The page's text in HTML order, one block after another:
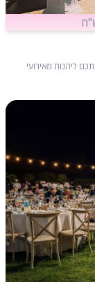
ליהנות מאירועי